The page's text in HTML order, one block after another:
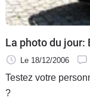
La photo du jour:
Le 18/12/2006
Testez votre
?